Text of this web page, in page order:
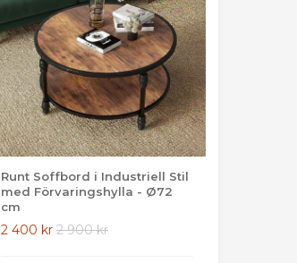
Runt Soffbord i Industriell Stil
med Förvaringshylla - Ø72
cm
2 400 kr 2 900 kr